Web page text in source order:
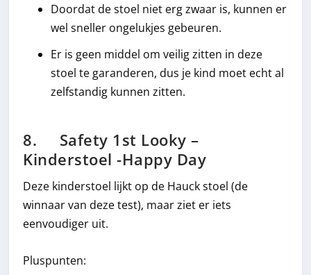
Doordat de stoel niet erg zwaar is, kunnen er
wel sneller ongelukjes gebeuren.
Er is geen middel om veilig zitten in deze
stoel te garanderen, dus je kind moet echt al
zelfstandig kunnen zitten.
8. Safety 1st Looky –
Kinderstoel -Happy Day
Deze kinderstoel lijkt op de Hauck stoel (de
winnaar van deze test), maar ziet er iets
eenvoudiger uit.
Pluspunten: